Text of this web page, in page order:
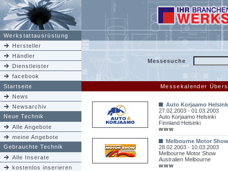
Werkstattausrüstung
Hersteller
Händler
Dienstleister
facebook
Messesuche
Startseite
Messekalender
News
Newsarchiv
Neue Technik
Alle Angebote
meine Angebote
Gebrauchte Technik
Alle Inserate
kostenlos inserieren
Auto Korjaamo
27.02.2003 - 01.03.2003
Auto Korjaamo Helsinki
Finnland Helsinki
www
Melbourne Motor Show
28.02.2003 - 10.03.2003
Melbourne Motor Show
Australien Melbourne
www